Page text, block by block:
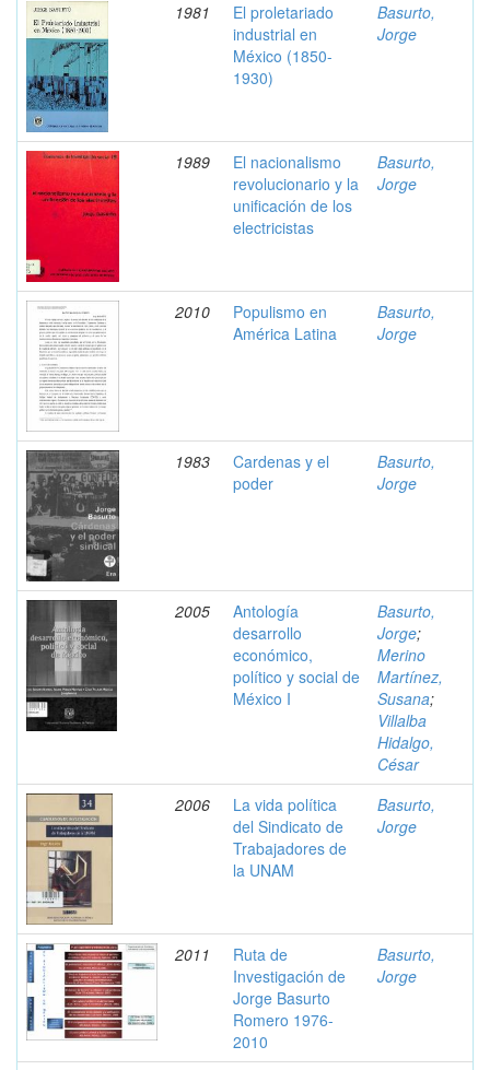
1981
El proletariado
industrial en
México (1850-
1930)
Basurto,
Jorge
1989
El nacionalismo
revolucionario y la
unificación de los
electricistas
Basurto,
Jorge
2010
Populismo en
América Latina
Basurto,
Jorge
1983
Cardenas y el
poder
Basurto,
Jorge
2005
Antología
desarrollo
económico,
político y social de
México I
Basurto,
Jorge;
Merino
Martínez,
Susana;
Villalba
Hidalgo,
César
2006
La vida política
del Sindicato de
Trabajadores de
la UNAM
Basurto,
Jorge
2011
Ruta de
Investigación de
Jorge Basurto
Romero 1976-
2010
Basurto,
Jorge